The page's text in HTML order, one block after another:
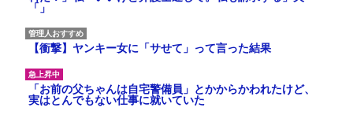
「」
【衝撃】ヤンキー女に「サせて」って言った結果
「お前の父ちゃんは自宅警備員」とかからかわれたけど、
実はとんでもない仕事に就いていた